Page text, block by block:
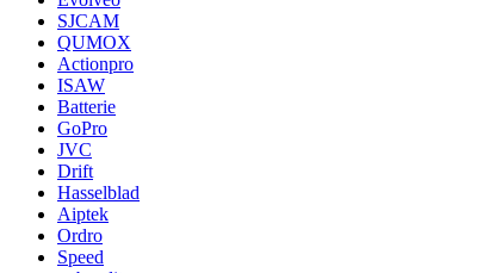
SJCAM
QUMOX
Actionpro
ISAW
Batterie
GoPro
JVC
Drift
Hasselblad
Aiptek
Ordro
Speed